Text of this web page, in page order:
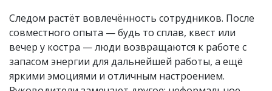
Следом растёт вовлечённость сотрудников. После
совместного опыта — будь то сплав, квест или
вечер у костра — люди возвращаются к работе с
запасом энергии для дальнейшей работы, а ещё
яркими эмоциями и отличным настроением.